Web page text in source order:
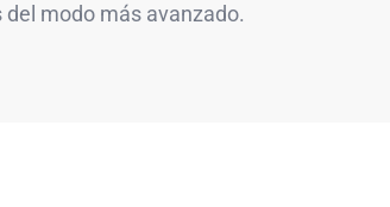
modo más avanzado.